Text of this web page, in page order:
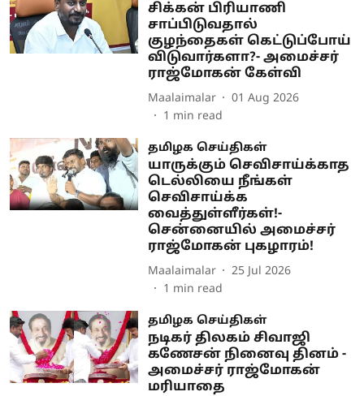
சிக்கன் பிரியாணி
சாப்பிடுவதால்
குழந்தைகள் கெட்டுப்போய்
விடுவார்களா?- அமைச்சர்
ராஜ்மோகன் கேள்வி
Maalaimalar
01 Aug 2026
1 min read
தமிழக செய்திகள்
யாருக்கும் செவிசாய்க்காத
டெல்லியை நீங்கள்
செவிசாய்க்க
வைத்துள்ளீர்கள்!-
சென்னையில் அமைச்சர்
ராஜ்மோகன் புகழாரம்!
Maalaimalar
25 Jul 2026
1 min read
தமிழக செய்திகள்
நடிகர் திலகம் சிவாஜி
கணேசன் நினைவு தினம் -
அமைச்சர் ராஜ்மோகன்
மரியாதை